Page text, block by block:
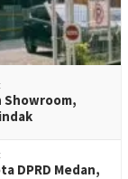
Showroom,
DPRD Medan,